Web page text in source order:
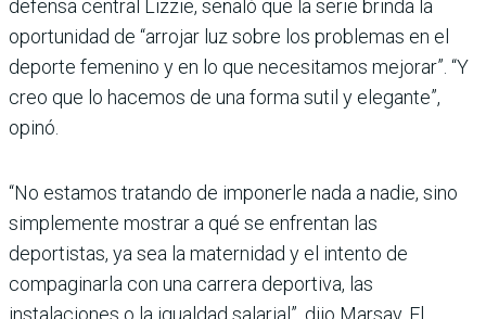
defensa central Lizzie, señaló que la serie brinda la
oportunidad de “arrojar luz sobre los problemas en el
deporte femenino y en lo que necesitamos mejorar”. “Y
creo que lo hacemos de una forma sutil y elegante”,
opinó.
“No estamos tratando de imponerle nada a nadie, sino
simplemente mostrar a qué se enfrentan las
deportistas, ya sea la maternidad y el intento de
compaginarla con una carrera deportiva, las
instalaciones o la igualdad salarial”, dijo Marsay. El